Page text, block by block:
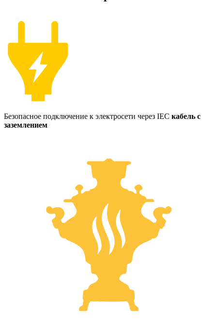
Безопасное подключение к электросети через IEC кабель с
заземлением